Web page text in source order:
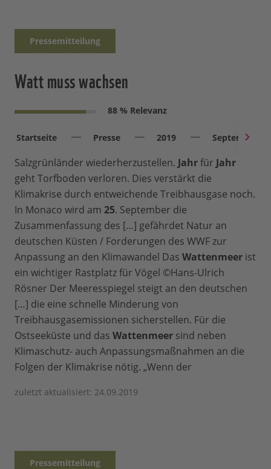
Pressemitteilung
Watt muss wachsen
88 % Relevanz
Startseite Presse 2019 September
Salzgrünländer wiederherzustellen. Jahrfür Jahr
geht Torfboden verloren. Dies verstärkt die
Klimakrise durch entweichende Treibhausgase noch.
In Monaco wird am 25. September die
Zusammenfassung des […] gefährdet Natur an
deutschen Küsten / Forderungen des WWF zur
Anpassung an den Klimawandel Das Wattenmeer ist
ein wichtiger Rastplatz für Vögel ©Hans-Ulrich
Rösner Der Meeresspiegel steigt an den deutschen
[…] die eine schnelle Minderung von
Treibhausgasemissionen sicherstellen. Für die
Ostseeküste und das Wattenmeer sind neben
Klimaschutz- auch Anpassungsmaßnahmen an die
Folgen der Klimakrise nötig. „Wenn der
zuletzt aktualisiert: 24.09.2019
Pressemitteilung